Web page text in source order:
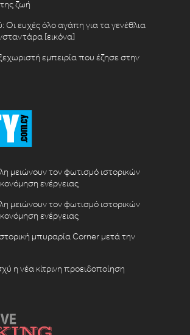
ζωή
Οι ευχές όλο αγάπη για τα γενέθλια
[εικόνα]
εμπειρία που έζησε στην
μειώνουν τον φωτισμό ιστορικών
ενέργειας
μειώνουν τον φωτισμό ιστορικών
ενέργειας
μπυραρία Corner μετά την
η νέα κίτρινη προειδοποίηση